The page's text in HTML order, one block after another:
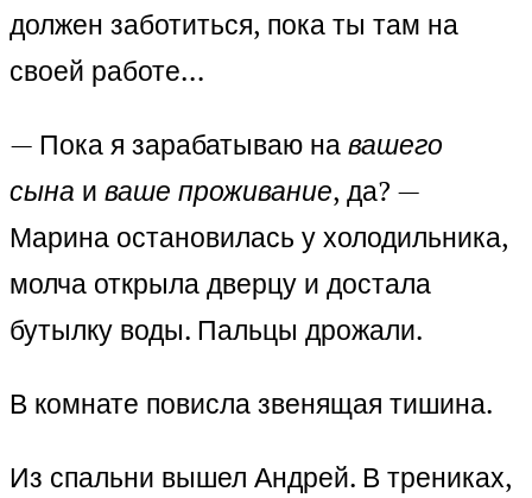
должен заботиться, пока ты там на
своей работе…
— Пока я зарабатываю навашего
сына и ваше проживание, да? —
Марина остановилась у холодильника,
молча открыла дверцу и достала
бутылку воды. Пальцы дрожали.
В комнате повисла звенящая тишина.
Из спальни вышел Андрей. В трениках,